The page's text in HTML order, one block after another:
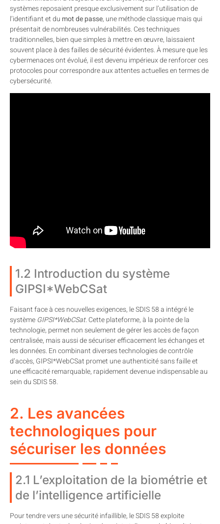
systèmes reposaient presque exclusivement sur l’utilisation de
l’identifiant et du mot de passe, une méthode classique mais qui
présentait de nombreuses vulnérabilités. Ces techniques
traditionnelles, bien que simples à mettre en œuvre, laissaient
souvent place à des failles de sécurité évidentes. À mesure que les
cybermenaces ont évolué, il est devenu impérieux de renforcer ces
protocoles pour correspondre aux attentes actuelles en termes de
cybersécurité.
1.2 Introduction du système
GIPSI*WebCSat
Faisant face à ces nouvelles exigences, le SDIS 58 a intégré le
système GIPSI*WebCSat. Cette plateforme, à la pointe de la
technologie, permet non seulement de gérer les accès de façon
centralisée, mais aussi de sécuriser efficacement les échanges et
les données. En combinant diverses technologies de contrôle
d’accès, GIPSI*WebCSat promet une authenticité sans faille et
une efficacité remarquable, rapidement devenue indispensable au
sein du SDIS 58.
2. Les avancées
technologiques pour
sécuriser les données
2.1 L’exploitation de la biométrie et
de l’intelligence artificielle
Pour tendre vers une sécurité infaillible, le SDIS 58 exploite